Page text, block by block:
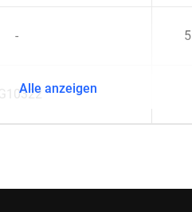
-
Alle anzeigen